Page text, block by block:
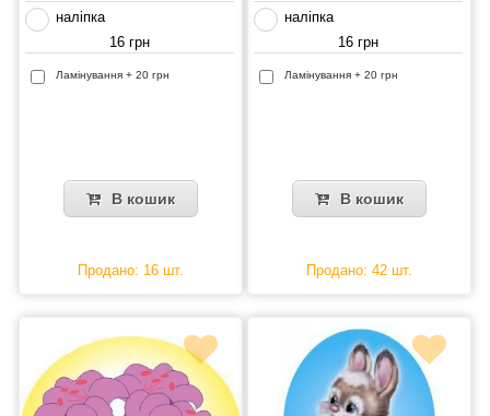
наліпка
16 грн
Ламінування + 20 грн
В кошик
Продано: 16 шт.
наліпка
16 грн
Ламінування + 20 грн
В кошик
Продано: 42 шт.